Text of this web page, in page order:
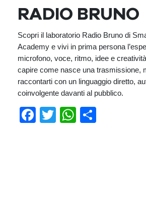
RADIO BRUNO
Scopri il laboratorio Radio Bruno di
Academy e vivi in prima persona
microfono, voce, ritmo, idee e
capire come nasce una trasmissione,
raccontarti con un linguaggio diretto,
coinvolgente davanti al pubblico.
Facebook
Twitter